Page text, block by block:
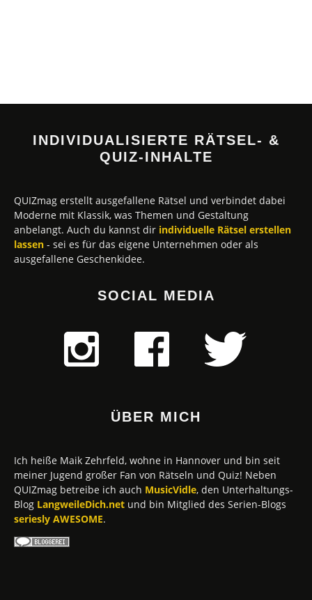
INDIVIDUALISIERTE RÄTSEL- &
QUIZ-INHALTE
QUIZmag erstellt ausgefallene Rätsel und verbindet dabei
Moderne mit Klassik, was Themen und Gestaltung
anbelangt. Auch du kannst dir individuelle Rätsel erstellen
lassen - sei es für das eigene Unternehmen oder als
ausgefallene Geschenkidee.
SOCIAL MEDIA
ÜBER MICH
Ich heiße Maik Zehrfeld, wohne in Hannover und bin seit
meiner Jugend großer Fan von Rätseln und Quiz! Neben
QUIZmag betreibe ich auch MusicVidle, den Unterhaltungs-
Blog LangweileDich.net und bin Mitglied des Serien-Blogs
seriesly AWESOME.